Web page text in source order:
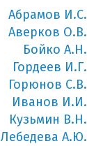
Абрамов И.С.
Аверков О.В.
Бойко А.Н.
Гордеев И.Г.
Горюнов С.В.
Иванов И.И.
Кузьмин В.Н.
Лебедева А.Ю.